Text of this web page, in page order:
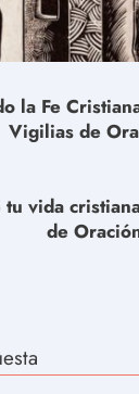
la Fe
Vigilias de
tu vida
de